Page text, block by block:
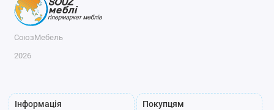
СоюзМебель
2026
Інформація Покупцям